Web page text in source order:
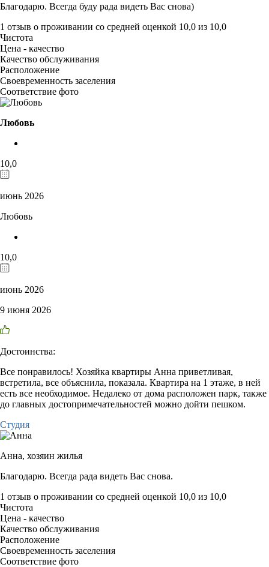
Благодарю. Всегда буду рада видеть Вас снова)
1 отзыв о проживании со средней оценкой 10,0 из 10,0
Чистота
Цена - качество
Качество обслуживания
Расположение
Своевременность заселения
Соответствие фото
Любовь
10,0
июнь 2026
Любовь
10,0
июнь 2026
9 июня 2026
Достоинства:
Все понравилось! Хозяйка квартиры Анна приветливая,
встретила, все объяснила, показала. Квартира на 1 этаже, в ней
есть все необходимое. Недалеко от дома расположен парк, также
до главных достопримечательностей можно дойти пешком.
Студия
Анна, хозяин жилья
Благодарю. Всегда рада видеть Вас снова.
1 отзыв о проживании со средней оценкой 10,0 из 10,0
Чистота
Цена - качество
Качество обслуживания
Расположение
Своевременность заселения
Соответствие фото